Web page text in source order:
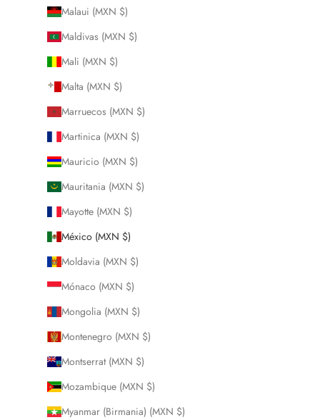
Malaui (MXN $)
Maldivas (MXN $)
Mali (MXN $)
Malta (MXN $)
Marruecos (MXN $)
Martinica (MXN $)
Mauricio (MXN $)
Mauritania (MXN $)
Mayotte (MXN $)
México (MXN $)
Moldavia (MXN $)
Mónaco (MXN $)
Mongolia (MXN $)
Montenegro (MXN $)
Montserrat (MXN $)
Mozambique (MXN $)
Myanmar (Birmania) (MXN $)